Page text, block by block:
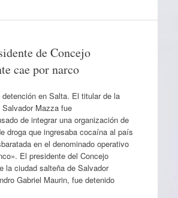
de Concejo
cae por narco
en Salta. El titular de la
Salvador Mazza fue
de integrar una organización de
droga que ingresaba cocaína al país
en el denominado operativo
El presidente del Concejo
la ciudad salteña de Salvador
Gabriel Maurin, fue detenido